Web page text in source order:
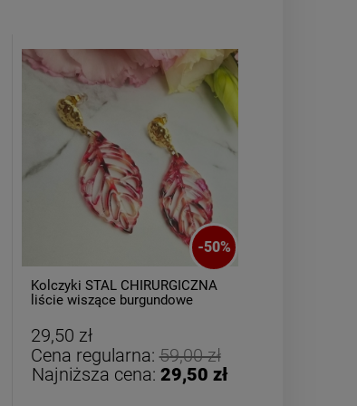
Bransoletka srebrna STAL
CHIRURGICZNA jodełka
-50%
Kolczyki STAL CHIRURGICZNA
liście wiszące burgundowe
29,50 zł
Cena regularna:59,00 zł
Najniższa cena:29,50 zł